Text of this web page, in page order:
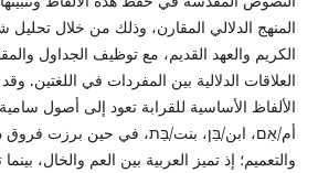
المنهج الدلالي المقارن، وذلك من خلال تحليل
الكريم والعهد القديم، مع توظيف الجداول
العلاقات الدلالية بين المفردات في اللغتين.
الألفاظ الأساسية للقرابة تعود إلى أصول
أم/אֵם، ابن/בֵּן، بنت/בַּת، في حين برزت فروق
والتعميم؛ إذ تميز العربية بين العم والخال،